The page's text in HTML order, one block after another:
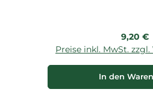
9,20 €
Preise inkl. MwSt.
In den